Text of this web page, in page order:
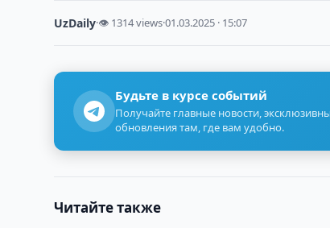
UzDaily·👁 1314 views·01.03.2025 · 15:07
Будьте в курсе событий
Получайте главные новости,
обновления там, где вам удобно.
Читайте также